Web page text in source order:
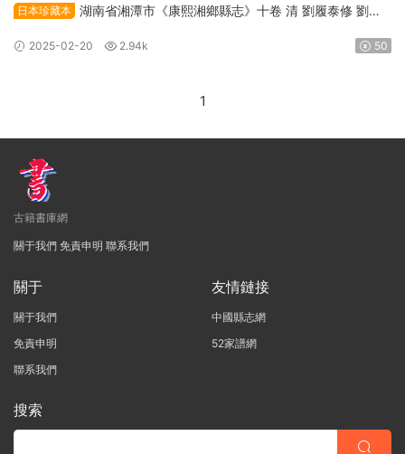
日本珍藏本 湖南省湘潭市《康熙湘鄉縣志》十卷 清 劉履泰修 劉象
2025-02-20 2.94k 50
1
古籍書庫網
關于我們 免責申明 聯系我們
關于
關于我們
免責申明
聯系我們
友情鏈接
中國縣志網
52家譜網
搜索